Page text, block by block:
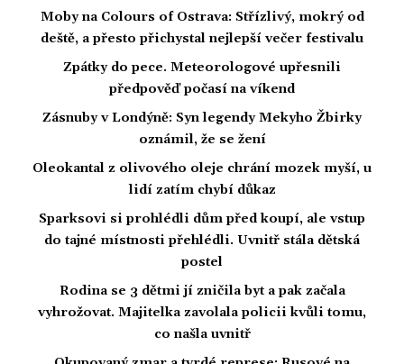
Moby na Colours of Ostrava: Střízlivý, mokrý od
deště, a přesto přichystal nejlepší večer festivalu
Zpátky do pece. Meteorologové upřesnili
předpověď počasí na víkend
Zásnuby v Londýně: Syn legendy Mekyho Žbirky
oznámil, že se žení
Oleokantal z olivového oleje chrání mozek myší, u
lidí zatím chybí důkaz
Sparksovi si prohlédli dům před koupí, ale vstup
do tajné místnosti přehlédli. Uvnitř stála dětská
postel
Rodina se 3 dětmi jí zničila byt a pak začala
vyhrožovat. Majitelka zavolala policii kvůli tomu,
co našla uvnitř